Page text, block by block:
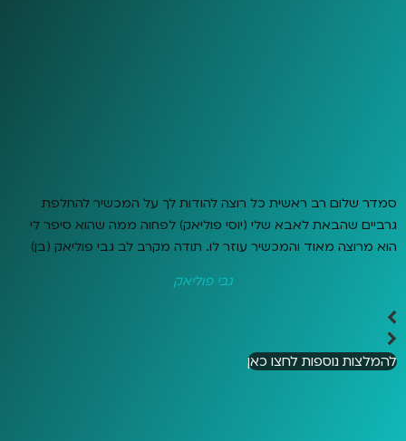
סמדר שלום רב ראשית כל רוצה להודות לך על המכשיר להחלפת
גרביים שהבאת לאבא שלי (יוסי פוליאק) לפחוה ממה שהוא סיפר לי
הוא מרוצה מאוד והמכשיר עוזר לו. תודה מקרב לב גבי פוליאק (בן)
גבי פוליאק
להמלצות נוספות לחצו כאן